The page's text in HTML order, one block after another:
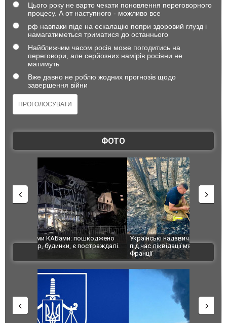
Цього року не варто чекати поновлення переговорного
процесу. А от наступного - можливо все
рф навпаки піде на ескалацію попри здоровий глузд і
намагатиметься триматися до останнього
Найближчим часом росія може погодитись на
переговори, але серйозних намірів росіяни не
матимуть
Вже давно не роблю жодних прогнозів щодо
завершення війни
ФОТО
Українські надзвичайники врятували козуленя
під час ліквідації масштабної лісової пожежі у
СБУ за
Болгарії